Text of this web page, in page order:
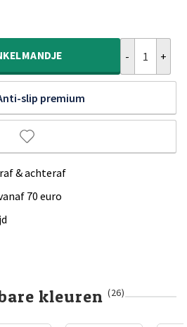
slip premium
& achteraf
70 euro
kleuren (26)